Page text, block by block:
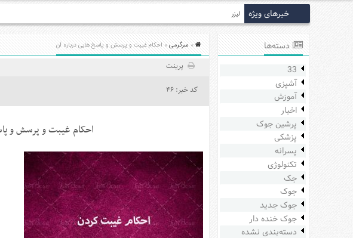
خبرهای ویژه لیزر شقاق – درمان بیرون زدگی مقعد با پماد
دسته‌ها
33
آشپزی
آموزش
اخبار
پرشین جوک
پزشکی
پسرانه
تکنولوژی
جک
جوک
جوک جدید
جوک خنده دار
دسته‌بندی نشده
» سرگرمی» احکام غیبت و پرسش و پاسخ هایی درباره آن
پرینت
کد خبر: 46
احکام غیبت و پرسش و